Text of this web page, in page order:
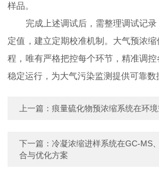
样品。
完成上述调试后，需整理调试记录
定值，建立定期校准机制。大气预浓
程，唯有严格把控每个环节，精准调
稳定运行，为大气污染监测提供可靠数
上一篇：痕量硫化物预浓缩系统在环
下一篇：冷凝浓缩进样系统在GC-MS
合与优化方案